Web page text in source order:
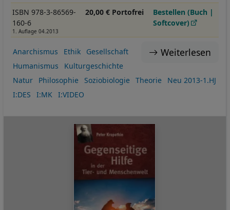
ISBN 978-3-86569-
160-6
1. Auflage 04.2013
20,00 € Portofrei
Bestellen (Buch |
Softcover)
Weiterlesen
Anarchismus Ethik
Gesellschaft
Humanismus
Kulturgeschichte
Natur
Philosophie Soziobiologie Theorie
Neu 2013-1.HJ
I:DES
I:MK I:VIDEO